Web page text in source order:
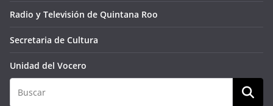
Radio y Televisión de Quintana Roo
Secretaria de Cultura
Unidad del Vocero